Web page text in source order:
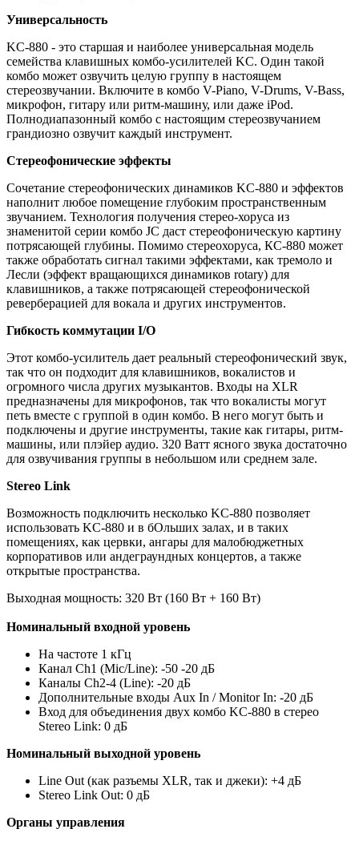
Универсальность
KC-880 - это старшая и наиболее универсальная модель
семейства клавишных комбо-усилителей KC. Один такой
комбо может озвучить целую группу в настоящем
стереозвучании. Включите в комбо V-Piano, V-Drums, V-Bass,
микрофон, гитару или ритм-машину, или даже iPod.
Полнодиапазонный комбо с настоящим стереозвучанием
грандиозно озвучит каждый инструмент.
Стереофонические эффекты
Сочетание стереофонических динамиков KC-880 и эффектов
наполнит любое помещение глубоким пространственным
звучанием. Технология получения стерео-хоруса из
знаменитой серии комбо JC даст стереофоническую картину
потрясающей глубины. Помимо стереохоруса, КС-880 может
также обработать сигнал такими эффектами, как тремоло и
Лесли (эффект вращающихся динамиков rotary) для
клавишников, а также потрясающей стереофонической
реверберацией для вокала и других инструментов.
Гибкость коммутации I/O
Этот комбо-усилитель дает реальный стереофонический звук,
так что он подходит для клавишников, вокалистов и
огромного числа других музыкантов. Входы на XLR
предназначены для микрофонов, так что вокалисты могут
петь вместе с группой в один комбо. В него могут быть и
подключены и другие инструменты, такие как гитары, ритм-
машины, или плэйер аудио. 320 Ватт ясного звука достаточно
для озвучивания группы в небольшом или среднем зале.
Stereo Link
Возможность подключить несколько KC-880 позволяет
использовать KC-880 и в бОльших залах, и в таких
помещениях, как цервки, ангары для малобюджетных
корпоративов или андеграундных концертов, а также
открытые пространства.
Выходная мощность: 320 Вт (160 Вт + 160 Вт)
Номинальный входной уровень
На частоте 1 кГц
Канал Ch1 (Mic/Line): -50 -20 дБ
Каналы Ch2-4 (Line): -20 дБ
Дополнительные входы Aux In / Monitor In: -20 дБ
Вход для объединения двух комбо KC-880 в стерео
Stereo Link: 0 дБ
Номинальный выходной уровень
Line Out (как разъемы XLR, так и джеки): +4 дБ
Stereo Link Out: 0 дБ
Органы управления